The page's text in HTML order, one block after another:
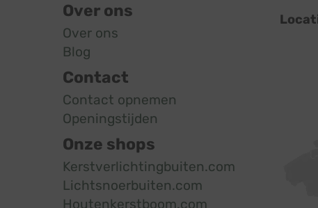
Over ons
Over ons
Blog
Contact
Contact opnemen
Openingstijden
Onze shops
Kerstverlichtingbuiten.com
Lichtsnoerbuiten.com
Houtenkerstboom.com